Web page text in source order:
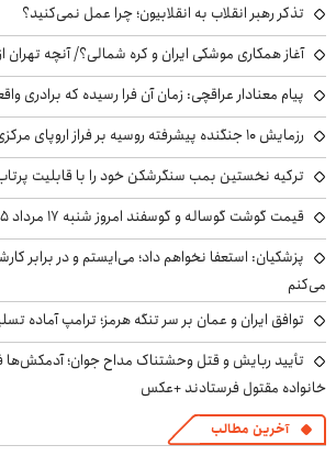
تذکر رهبر انقلاب به انقلابیون؛ چرا عمل نمی‌کنید؟
آغاز همکاری موشکی ایران و کره شمالی؟/ آنچه
پیام معنادار عراقچی: زمان آن فرا رسیده که برادری
رزمایش ۱۰ جنگنده پیشرفته روسیه بر فراز اروپای مرکزی با مهمات واقعی
ترکیه نخستین بمب سنگرشکن خود را با قابلیت
قیمت گوشت گوساله و گوسفند امروز شنبه ۱۷ مرداد ۱۴۰۵ +جدول
پزشکیان: استعفا نخواهم داد؛ می‌ایستم و در برابر
می‌کنم
توافق ایران و عمان بر سر تنگه هرمز؛ ترامپ آماده
تأیید ربایش و قتل وحشتناک مداح جوان؛ آدمکش‌ها
خانواده مقتول فرستادند +عکس
آخرین مطالب